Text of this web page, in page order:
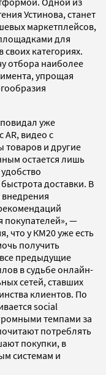
Устинова, станет
маркетплейсов,
для
категориях.
отбора наиболее
упрощая
уже
AR, видео с
товаров и другие
остается лишь
доставки. В
покупателей», —
что у КМ20 уже есть
получить
предыдущие
в судьбе онлайн-
сетей, ставших
клиентов. По
social
темпами за
потреблять
покупки, в
системам и